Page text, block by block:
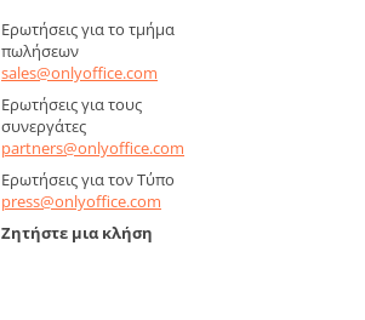
Ερωτήσεις για το τμήμα
πωλήσεων
sales@onlyoffice.com
Ερωτήσεις για τους
συνεργάτες
partners@onlyoffice.com
Ερωτήσεις για τον Τύπο
press@onlyoffice.com
Ζητήστε μια κλήση